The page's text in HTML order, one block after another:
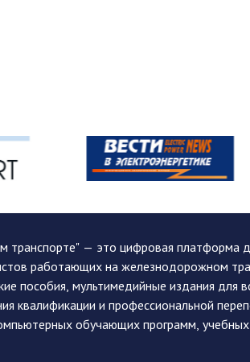
— это цифровая платформа
работающих на железнодорожном
пособия, мультимедийные издания для
квалификации и профессиональной
обучающих программ,